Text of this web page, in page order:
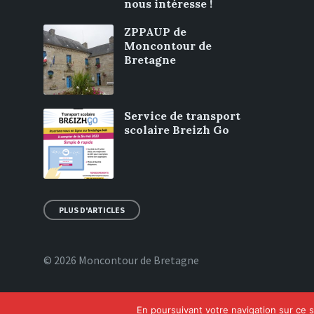
nous intéresse !
ZPPAUP de
Moncontour de
Bretagne
Service de transport
scolaire Breizh Go
PLUS D'ARTICLES
© 2026 Moncontour de Bretagne
En poursuivant votre navigation sur ce